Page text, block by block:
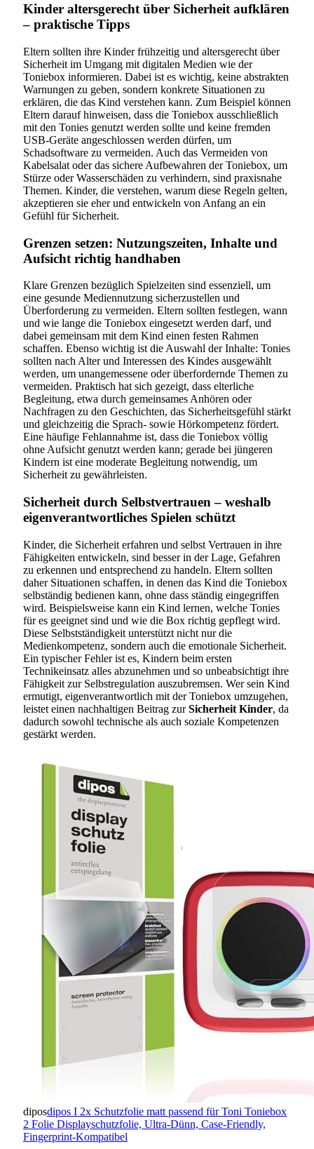
Kinder altersgerecht über Sicherheit aufklären
– praktische Tipps
Eltern sollten ihre Kinder frühzeitig und altersgerecht über
Sicherheit im Umgang mit digitalen Medien wie der
Toniebox informieren. Dabei ist es wichtig, keine abstrakten
Warnungen zu geben, sondern konkrete Situationen zu
erklären, die das Kind verstehen kann. Zum Beispiel können
Eltern darauf hinweisen, dass die Toniebox ausschließlich
mit den Tonies genutzt werden sollte und keine fremden
USB-Geräte angeschlossen werden dürfen, um
Schadsoftware zu vermeiden. Auch das Vermeiden von
Kabelsalat oder das sichere Aufbewahren der Toniebox, um
Stürze oder Wasserschäden zu verhindern, sind praxisnahe
Themen. Kinder, die verstehen, warum diese Regeln gelten,
akzeptieren sie eher und entwickeln von Anfang an ein
Gefühl für Sicherheit.
Grenzen setzen: Nutzungszeiten, Inhalte und
Aufsicht richtig handhaben
Klare Grenzen bezüglich Spielzeiten sind essenziell, um
eine gesunde Mediennutzung sicherzustellen und
Überforderung zu vermeiden. Eltern sollten festlegen, wann
und wie lange die Toniebox eingesetzt werden darf, und
dabei gemeinsam mit dem Kind einen festen Rahmen
schaffen. Ebenso wichtig ist die Auswahl der Inhalte: Tonies
sollten nach Alter und Interessen des Kindes ausgewählt
werden, um unangemessene oder überfordernde Themen zu
vermeiden. Praktisch hat sich gezeigt, dass elterliche
Begleitung, etwa durch gemeinsames Anhören oder
Nachfragen zu den Geschichten, das Sicherheitsgefühl stärkt
und gleichzeitig die Sprach- sowie Hörkompetenz fördert.
Eine häufige Fehlannahme ist, dass die Toniebox völlig
ohne Aufsicht genutzt werden kann; gerade bei jüngeren
Kindern ist eine moderate Begleitung notwendig, um
Sicherheit zu gewährleisten.
Sicherheit durch Selbstvertrauen – weshalb
eigenverantwortliches Spielen schützt
Kinder, die Sicherheit erfahren und selbst Vertrauen in ihre
Fähigkeiten entwickeln, sind besser in der Lage, Gefahren
zu erkennen und entsprechend zu handeln. Eltern sollten
daher Situationen schaffen, in denen das Kind die Toniebox
selbständig bedienen kann, ohne dass ständig eingegriffen
wird. Beispielsweise kann ein Kind lernen, welche Tonies
für es geeignet sind und wie die Box richtig gepflegt wird.
Diese Selbstständigkeit unterstützt nicht nur die
Medienkompetenz, sondern auch die emotionale Sicherheit.
Ein typischer Fehler ist es, Kindern beim ersten
Technikeinsatz alles abzunehmen und so unbeabsichtigt ihre
Fähigkeit zur Selbstregulation auszubremsen. Wer sein Kind
ermutigt, eigenverantwortlich mit der Toniebox umzugehen,
leistet einen nachhaltigen Beitrag zurSicherheit Kinder, da
dadurch sowohl technische als auch soziale Kompetenzen
gestärkt werden.
diposdipos I 2x Schutzfolie matt passend für Toni Toniebox
2 Folie Displayschutzfolie, Ultra-Dünn, Case-Friendly,
Fingerprint-Kompatibel